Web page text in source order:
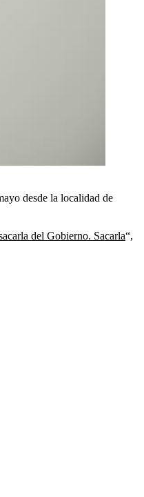
desde la localidad de
del Gobierno. Sacarla“,